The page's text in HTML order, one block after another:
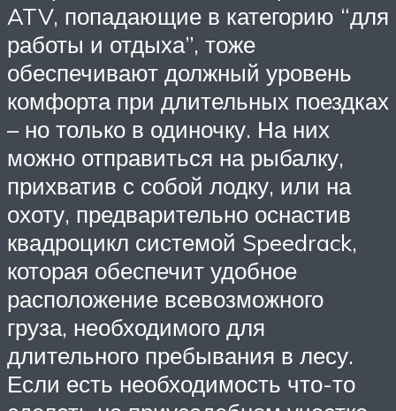
ATV, попадающие в категорию “для
работы и отдыха”, тоже
обеспечивают должный уровень
комфорта при длительных поездках
– но только в одиночку. На них
можно отправиться на рыбалку,
прихватив с собой лодку, или на
охоту, предварительно оснастив
квадроцикл системой Speedrack,
которая обеспечит удобное
расположение всевозможного
груза, необходимого для
длительного пребывания в лесу.
Если есть необходимость что-то